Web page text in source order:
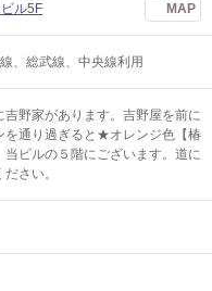
ル5F MAP
、総武線、中央線利用
野家があります。吉野屋を前に
を通り過ぎると★オレンジ色【椿
ビルの５階にございます。道に
さい。